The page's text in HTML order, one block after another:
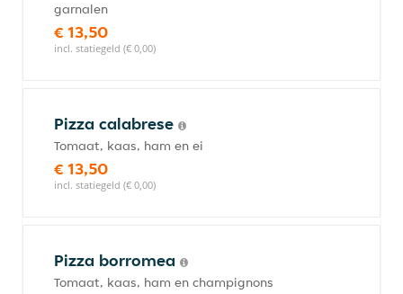
garnalen
€ 13,50
incl. statiegeld (€ 0,00)
Pizza calabrese
Tomaat, kaas, ham en ei
€ 13,50
incl. statiegeld (€ 0,00)
Pizza borromea
Tomaat, kaas, ham en champignons